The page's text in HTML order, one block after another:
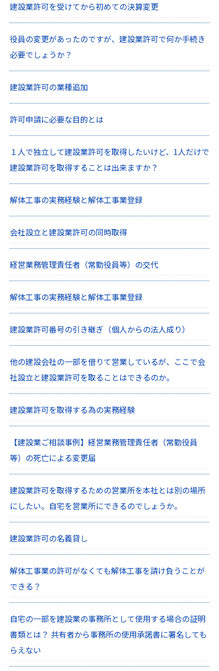
建設業許可を受けてから初めての決算変更
役員の変更があったのですが、建設業許可で何か手続き
必要でしょうか？
建設業許可の業種追加
許可申請に必要な目的とは
１人で独立して建設業許可を取得したいけど、1人だけで
建設業許可を取得することは出来ますか？
解体工事の実務経験と解体工事業登録
会社設立と建設業許可の同時取得
経営業務管理責任者（常勤役員等）の交代
解体工事の実務経験と解体工事業登録
建設業許可番号の引き継ぎ（個人からの法人成り）
他の建設会社の一部を借りて営業しているが、ここで会
社設立と建設業許可を取ることはできるのか。
建設業許可を取得する為の実務経験
【建設業ご相談事例】経営業務管理責任者（常勤役員
等）の死亡による変更届
建設業許可を取得するための営業所を本社とは別の場所
にしたい。自宅を営業所にできるのでしょうか。
建設業許可の名義貸し
解体工事業の許可がなくても解体工事を請け負うことが
できる？
自宅の一部を建設業の事務所として使用する場合の証明
書類とは？ 共有者から事務所の使用承諾書に署名しても
らえない